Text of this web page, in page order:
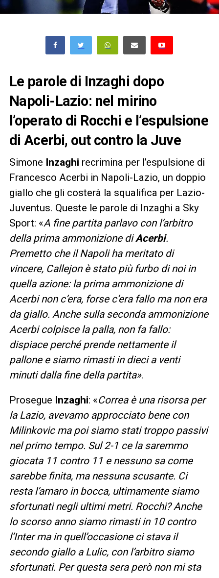
Le parole di Inzaghi dopo
Napoli-Lazio: nel mirino
l’operato di Rocchi e l’espulsione
di Acerbi, out contro la Juve
Simone Inzaghi recrimina per l’espulsione di
Francesco Acerbi in Napoli-Lazio, un doppio
giallo che gli costerà la squalifica per Lazio-
Juventus. Queste le parole di Inzaghi a Sky
Sport: «A fine partita parlavo con l’arbitro
della prima ammonizione diAcerbi.
Premetto che il Napoli ha meritato di
vincere, Callejon è stato più furbo di noi in
quella azione: la prima ammonizione di
Acerbi non c’era, forse c’era fallo ma non era
da giallo. Anche sulla seconda ammonizione
Acerbi colpisce la palla, non fa fallo:
dispiace perché prende nettamente il
pallone e siamo rimasti in dieci a venti
minuti dalla fine della partita».
Prosegue Inzaghi: «Correa è una risorsa per
la Lazio, avevamo approcciato bene con
Milinkovic ma poi siamo stati troppo passivi
nel primo tempo. Sul 2-1 ce la saremmo
giocata 11 contro 11 e nessuno sa come
sarebbe finita, ma nessuna scusante. Ci
resta l’amaro in bocca, ultimamente siamo
sfortunati negli ultimi metri. Rocchi? Anche
lo scorso anno siamo rimasti in 10 contro
l’Inter ma in quell’occasione ci stava il
secondo giallo a Lulic, con l’arbitro siamo
sfortunati. Per questa sera però non mi sta